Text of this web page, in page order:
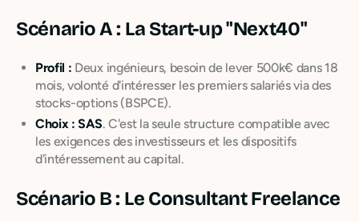
Scénario A : La Start-up "Next40"
Profil : Deux ingénieurs, besoin de lever 500k€ dans 18
mois, volonté d'intéresser les premiers salariés via des
stocks-options (BSPCE).
Choix : SAS. C'est la seule structure compatible avec
les exigences des investisseurs et les dispositifs
d'intéressement au capital.
Scénario B : Le Consultant Freelance